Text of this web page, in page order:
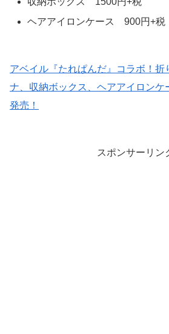
ヘアアイロンケース 900円+税
アベイル『たれぱんだ』コラボ！折
ナ、収納ボックス、ヘアアイロンケ
発売！
スポンサーリン